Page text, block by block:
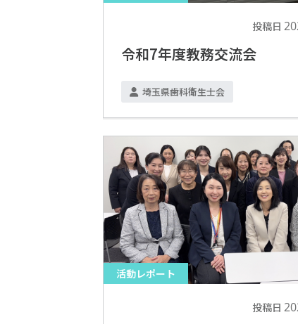
投稿日
令和7年度教務交流会
埼玉県歯科衛生士会
活動レポート
投稿日